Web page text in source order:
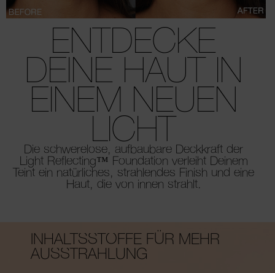
ENTDECKE
DEINE HAUTIN
EINEM NEUEN
LICHT
Die schwerelose, aufbaubare Deckkraft der
Light Reflecting™ Foundation verleiht Deinem
Teint ein natürliches, strahlendes Finish und eine
Haut, die von innen strahlt.
INHALTSSTOFFE FÜR MEHR
AUSSTRAHLUNG